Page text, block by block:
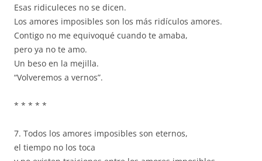
Esas ridiculeces no se dicen.
Los amores imposibles son los más ridículos amores.
Contigo no me equivoqué cuando te amaba,
pero ya no te amo.
Un beso en la mejilla.
“Volveremos a vernos”.
* * * * *
7. Todos los amores imposibles son eternos,
el tiempo no los toca